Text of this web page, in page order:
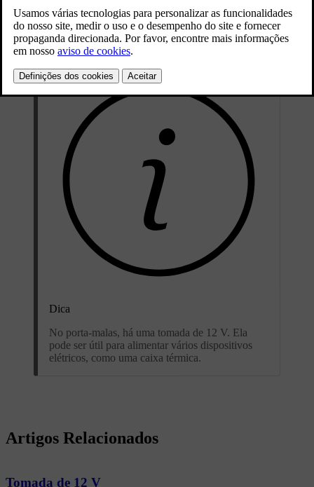
Há também um compartimento de carga sob o piso do porta-malas,
onde é possível armazenar ferramentas e equipamentos. Para acessá-
lo, abra a escotilha no assoalho do porta-malas.
Dica
No porta-malas, há uma tomada de 12 V. Ela
pode ser útil para alimentar vários dispositivos
elétricos, como uma caixa térmica.
Artigos Relacionados
Tomada de 12 V